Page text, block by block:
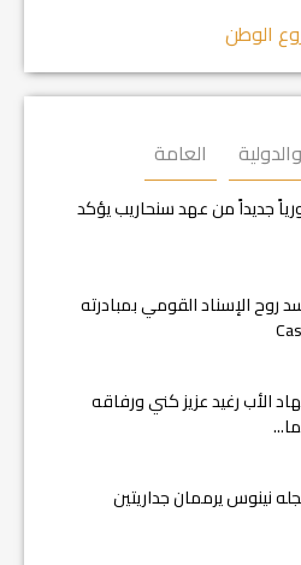
الوطن
العامة
جديداً من عهد سنحاريب يؤكد
روح الإسناد القومي بمبادرته
19 لاستشهاد الأب رغيد عزيز كني ورفاقه
نينوس يرممان جداريتين